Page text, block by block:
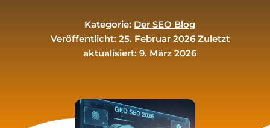
Kategorie: Der SEO Blog
Veröffentlicht: 25. Februar 2026 Zuletzt
aktualisiert: 9. März 2026